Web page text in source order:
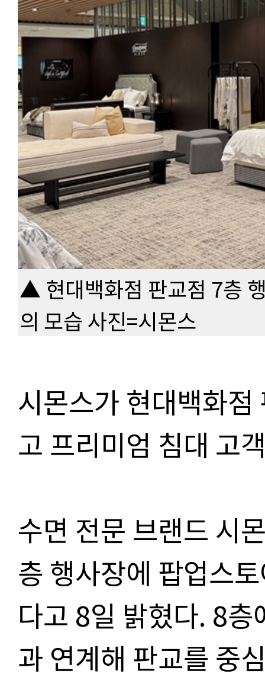
▲ 현대백화점 판교점 7층
의 모습 사진=시몬스
시몬스가 현대백화
고 프리미엄 침대 고
수면 전문 브랜드 시
층 행사장에 팝업스
다고 8일 밝혔다. 8
과 연계해 판교를 중